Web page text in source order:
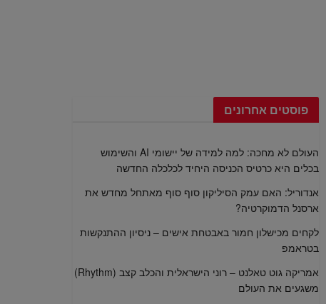
פוסטים אחרונים
העולם לא מחכה: למה למידה של יישומי AI והשימוש
בכלים היא כרטיס הכניסה היחיד לכלכלה החדשה
אנדוריל: האם עמק הסיליקון סוף סוף מאתחל מחדש את
ארסנל הדמוקרטיה?
לקחים מכישלון חמור באבטחת אישים – ניסיון ההתנקשות
בטראמפ
אמריקה גוט טאלנט – רוני הישראלית והכלב קצב (Rhythm)
משגעים את העולם